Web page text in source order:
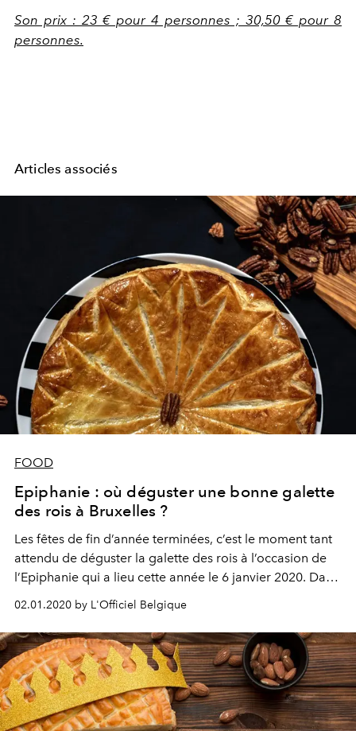
Son prix : 23 € pour 4 personnes ; 30,50 € pour 8
personnes.
Articles associés
FOOD
Epiphanie : où déguster une bonne galette
des rois à Bruxelles ?
Les fêtes de fin d’année terminées, c’est le moment tant
attendu de déguster la galette des rois à l’occasion de
l’Epiphanie qui a lieu cette année le 6 janvier 2020. Dans
Benoît Nihant dévoile une création d’exception.
02.01.2020 by L'Officiel Belgique